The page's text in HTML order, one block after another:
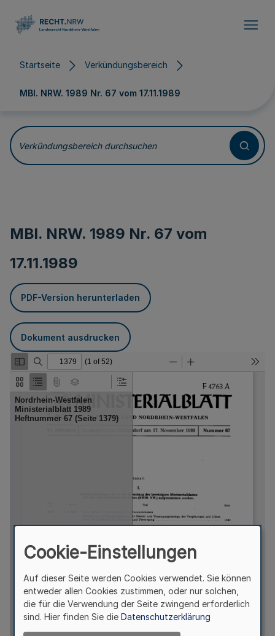
Startseite Verkündungsbereich
MBl. NRW. 1989 Nr. 67 vom 17.11.1989
Verkündungsbereich durchsuchen
MBl. NRW. 1989 Nr. 67 vom
17.11.1989
PDF-Version herunterladen
Dokument ausdrucken
Cookie-Einstellungen
Auf dieser Seite werden Cookies verwendet. Sie können
entweder allen Cookies zustimmen, oder nur solchen,
die für die Verwendung der Seite zwingend erforderlich
sind. Hier finden Sie die Datenschutzerklärung